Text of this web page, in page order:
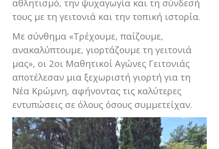
αθλητισμό, την ψυχαγωγία και τη σύνδεσή
τους με τη γειτονιά και την τοπική ιστορία.
Με σύνθημα «Τρέχουμε, παίζουμε,
ανακαλύπτουμε, γιορτάζουμε τη γειτονιά
μας», οι 2οι Μαθητικοί Αγώνες Γειτονιάς
αποτέλεσαν μια ξεχωριστή γιορτή για τη
Νέα Κρώμνη, αφήνοντας τις καλύτερες
εντυπώσεις σε όλους όσους συμμετείχαν.